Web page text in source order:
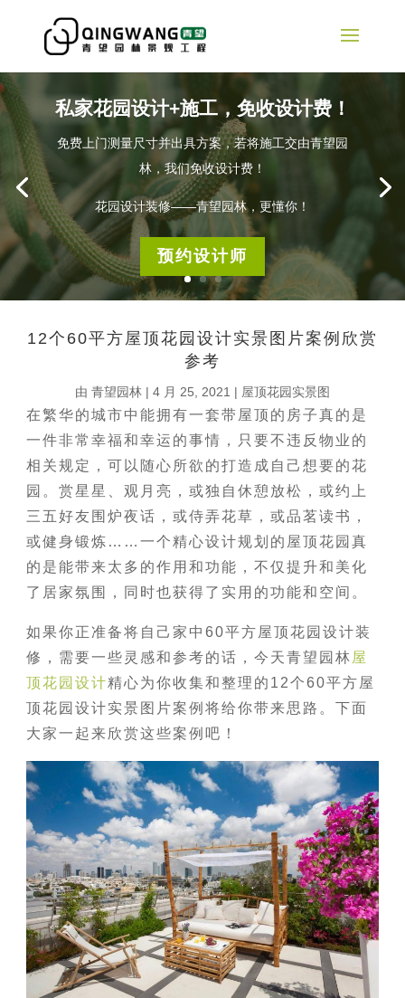
私家花园设计+施工，免收设计费！
免费上门测量尺寸并出具方案，若将施工交由青望园
林，我们免收设计费！
花园设计装修——青望园林，更懂你！
预约设计师
12个60平方屋顶花园设计实景图片案例欣赏
参考
由 青望园林 | 4 月 25, 2021 | 屋顶花园实景图
在繁华的城市中能拥有一套带屋顶的房子真的是
一件非常幸福和幸运的事情，只要不违反物业的
相关规定，可以随心所欲的打造成自己想要的花
园。赏星星、观月亮，或独自休憩放松，或约上
三五好友围炉夜话，或侍弄花草，或品茗读书，
或健身锻炼……一个精心设计规划的屋顶花园真
的是能带来太多的作用和功能，不仅提升和美化
了居家氛围，同时也获得了实用的功能和空间。
如果你正准备将自己家中60平方屋顶花园设计装
修，需要一些灵感和参考的话，今天青望园林 屋
顶花园设计精心为你收集和整理的12个60平方屋
顶花园设计实景图片案例将给你带来思路。下面
大家一起来欣赏这些案例吧！